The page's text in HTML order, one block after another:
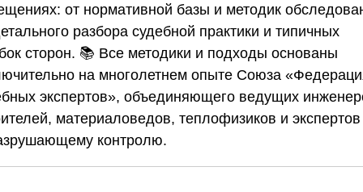
от нормативной базы и методик
разбора судебной практики и типичных
сторон. 📚 Все методики и подходы основаны
на многолетнем опыте Союза
экспертов», объединяющего ведущих
материаловедов, теплофизиков и
контролю.